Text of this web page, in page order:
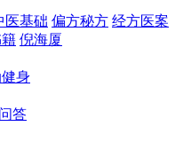
医基础 偏方秘方 经方医案
倪海厦
身
答